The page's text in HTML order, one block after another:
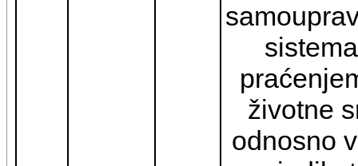
životne
odnosno